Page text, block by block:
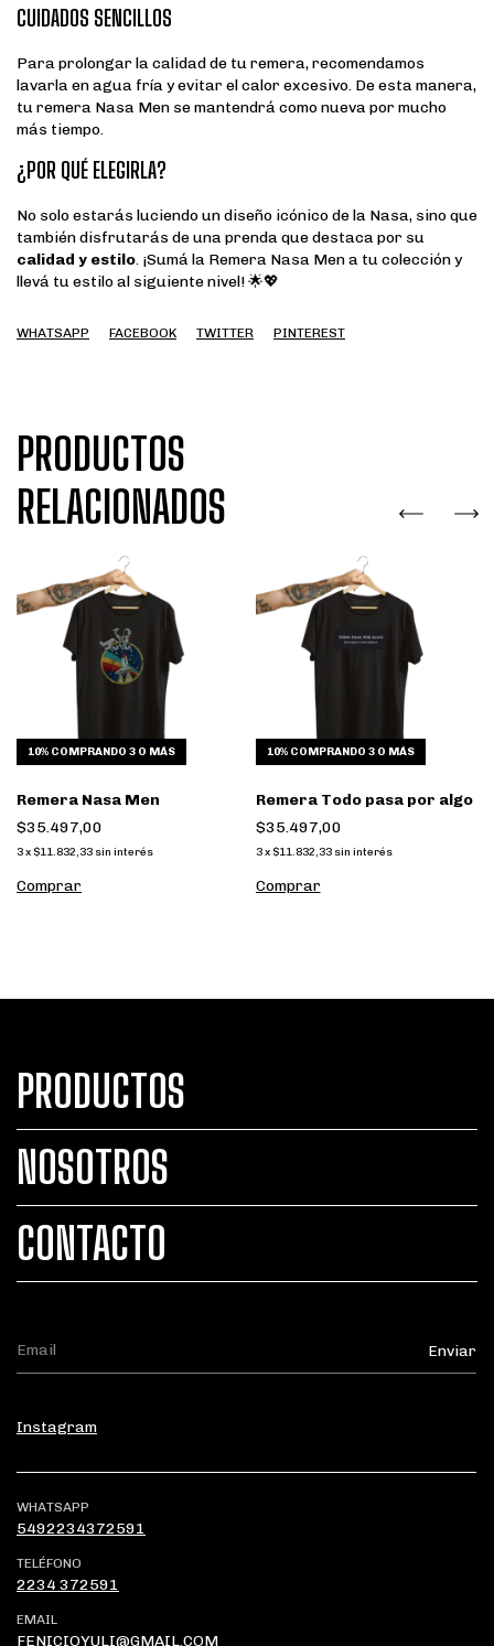
CUIDADOS SENCILLOS
Para prolongar la calidad de tu remera, recomendamos
lavarla en agua fría y evitar el calor excesivo. De esta manera,
tu remera Nasa Men se mantendrá como nueva por mucho
más tiempo.
¿POR QUÉ ELEGIRLA?
No solo estarás luciendo un diseño icónico de la Nasa, sino que
también disfrutarás de una prenda que destaca por su
calidad y estilo. ¡Sumá la Remera Nasa Men a tu colección y
llevá tu estilo al siguiente nivel! 🌟💖
WHATSAPP FACEBOOK TWITTER PINTEREST
PRODUCTOS
RELACIONADOS
10% COMPRANDO 3 O MÁS
Remera Nasa Men
$35.497,00
3x $11.832,33 sin interés
Comprar
10% COMPRANDO 3 O MÁS
Remera Todo pasa por algo
$35.497,00
3 x $11.832,33 sin interés
Comprar
PRODUCTOS
NOSOTROS
CONTACTO
Instagram
WHATSAPP
5492234372591
TELÉFONO
2234 372591
EMAIL
FENICIOYULI@GMAIL.COM